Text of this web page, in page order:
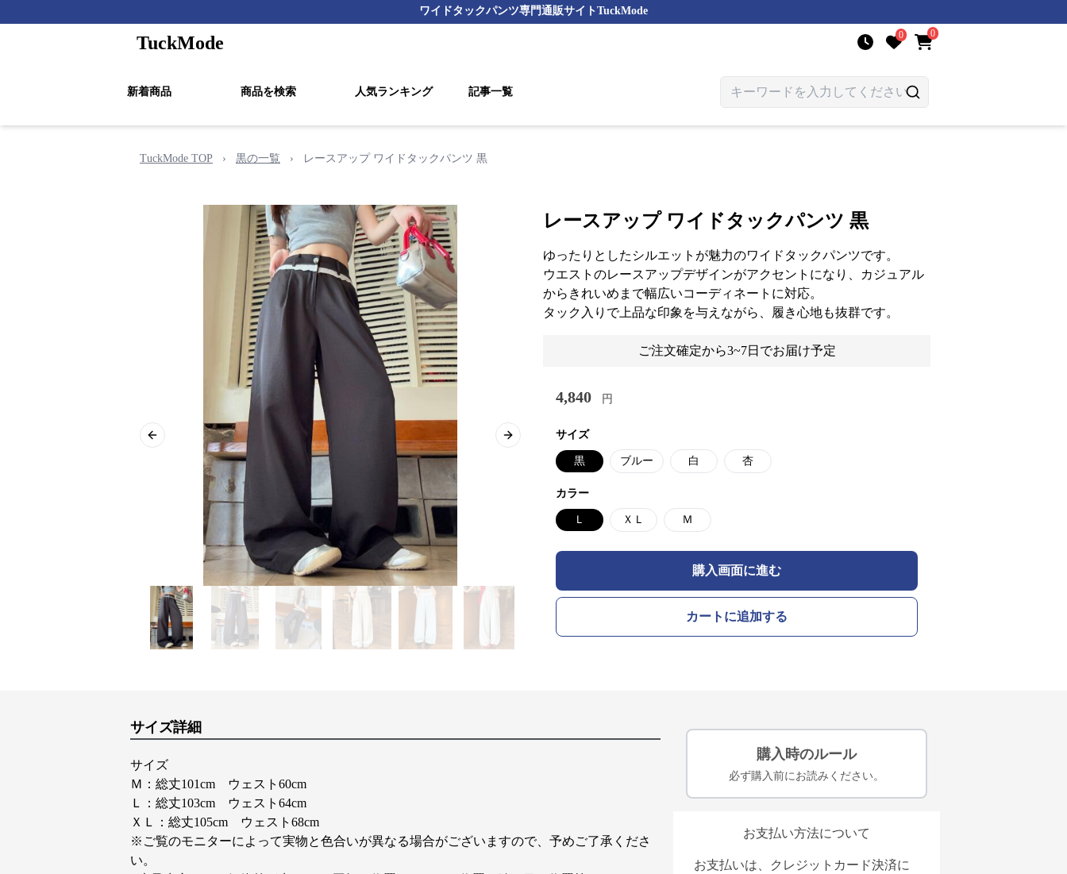
ワイドタックパンツ専門通販サイトTuckMode
TuckMode 0 0
新着商品 商品を検索 人気ランキング 記事一覧
TuckMode TOP › 黒の一覧 › レースアップ ワイドタックパンツ 黒
Previous slide Next slide
レースアップ ワイドタックパンツ 黒
ゆったりとしたシルエットが魅力のワイドタックパンツです。
ウエストのレースアップデザインがアクセントになり、カジュアル
からきれいめまで幅広いコーディネートに対応。
タック入りで上品な印象を与えながら、履き心地も抜群です。
ご注文確定から3~7日でお届け予定
4,840 円
サイズ
黒 ブルー 白 杏
カラー
Ｌ ＸＬ Ｍ
購入画面に進む
カートに追加する
サイズ詳細
サイズ
Ｍ：総丈101cm ウェスト60cm
Ｌ：総丈103cm ウェスト64cm
ＸＬ：総丈105cm ウェスト68cm
※ご覧のモニターによって実物と色合いが異なる場合がございますので、予めご了承くださ
い。
購入時のルール
必ず購入前にお読みください。
お支払い方法について
お支払いは、クレジットカード決済に